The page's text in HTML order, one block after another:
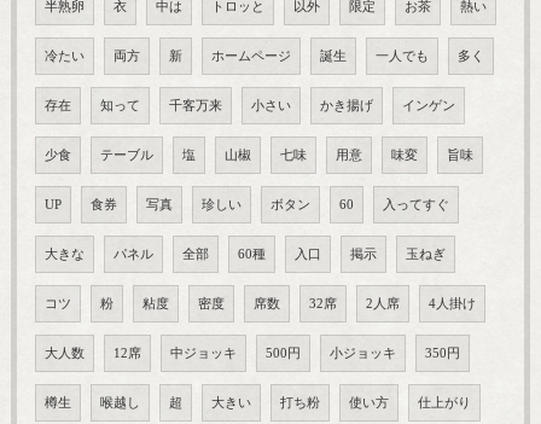
半熟卵 衣 中は トロッと 以外 限定 お茶 熱い
冷たい 両方 新 ホームページ 誕生 一人でも 多く
存在 知って 千客万来 小さい かき揚げ インゲン
少食 テーブル 塩 山椒 七味 用意 味変 旨味
UP 食券 写真 珍しい ボタン 60 入ってすぐ
大きな パネル 全部 60種 入口 掲示 玉ねぎ
コツ 粉 粘度 密度 席数 32席 2人席 4人掛け
大人数 12席 中ジョッキ 500円 小ジョッキ 350円
樽生 喉越し 超 大きい 打ち粉 使い方 仕上がり